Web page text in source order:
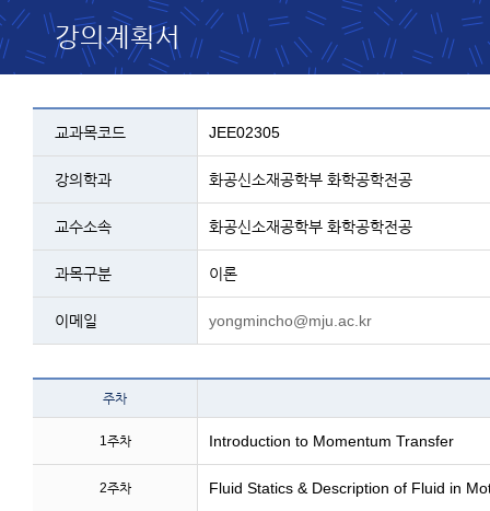
강의계획서
교과목코드 JEE02305
강의학과 화공신소재공학부 화학공학전공
교수소속 화공신소재공학부 화학공학전공
과목구분 이론
이메일 yongmincho@mju.ac.kr
주차
1주차 Introduction to Momentum Transfer
2주차 Fluid Statics & Description of Fluid in